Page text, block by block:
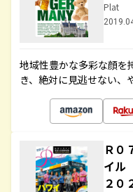
Plat
地域性豊かな多彩な顔を
き、絶対に見逃せない、
Ｒ
イ
２０